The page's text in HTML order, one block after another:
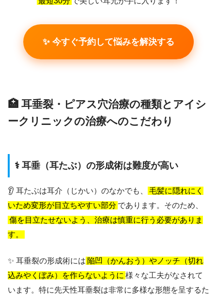
✨ 今すぐ予約して悩みを解決する
🏥 耳垂裂・ピアス穴治療の種類とアイシ
ークリニックの治療へのこだわり
⚕️ 耳垂（耳たぶ）の形成術は難度が高い
👂 耳たぶは耳介（じかい）のなかでも、
毛髪に隠れにく
いため変形が目立ちやすい部分 であります。そのため、
傷を目立たせないよう、治療は慎重に行う必要がありま
す。
✨ 耳垂裂の形成術には 陥凹（かんおう）やノッチ（切れ
込みやくぼみ）を作らないように 様々な工夫がなされて
います。特に先天性耳垂裂は非常に多様な形態を呈するた